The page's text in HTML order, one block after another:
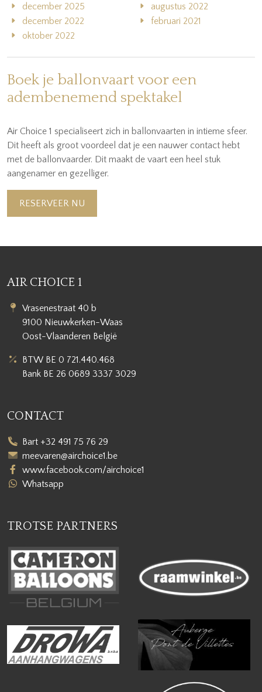
december 2025
december 2022
oktober 2022
augustus 2022
februari 2021
Boek je ballonvaart voor een
adembenemend spektakel
Air Choice 1 specialiseert zich in ballonvaarten in intieme sfeer.
Dit heeft als groot voordeel dat je een nauwer contact hebt
met de ballonvaarder. Dit maakt de vaart een heel stuk
aangenamer en gezelliger.
RESERVEER NU
AIR CHOICE 1
Vrasenestraat 40 b
9100 Nieuwkerken-Waas
Oost-Vlaanderen België
BTW BE 0 721.440.468
Bank BE 26 0689 3337 3029
CONTACT
Bart +32 491 75 76 29
meevaren@airchoice1.be
www.facebook.com/airchoice1
Whatsapp
TROTSE PARTNERS